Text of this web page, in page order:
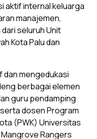
aktif internal keluarga
manajemen,
seluruh Unit
Kota Palu dan
dan mengedukasi
berbagai elemen
guru pendamping
dosen Program
(PWK) Universitas
Rangers